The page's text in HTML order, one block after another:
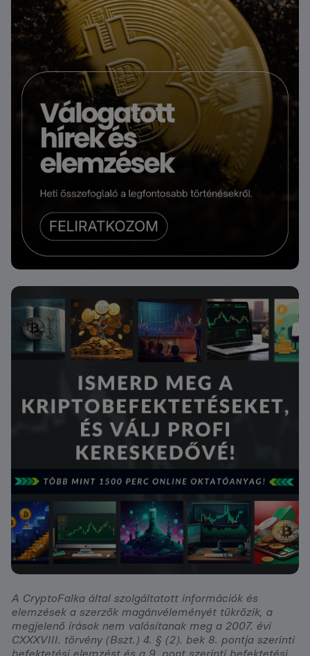
A CryptoFalka által szolgáltatott információk és
elemzések a szerzők magánvéleményét tükrözik, a
megjelenő írások nem valósítanak meg a 2007. évi
CXXXVIII. törvény (Bszt.) 4. § (2). bek 8. pontja szerinti